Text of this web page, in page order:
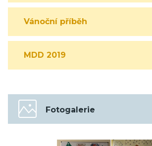
Vánoční příběh
MDD 2019
Fotogalerie